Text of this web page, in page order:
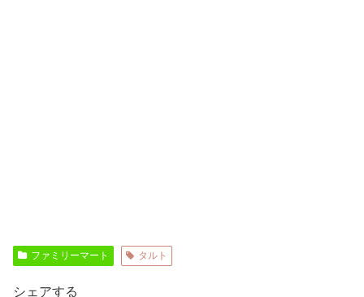
ファミリーマート タルト
シェアする